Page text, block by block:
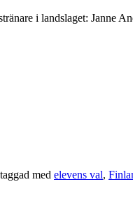
i landslaget: Janne
med elevens val,